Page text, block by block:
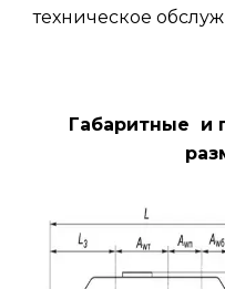
техническое
Габаритные и